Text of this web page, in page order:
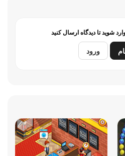
شوید تا دیدگاه ارسال کنید
ورود